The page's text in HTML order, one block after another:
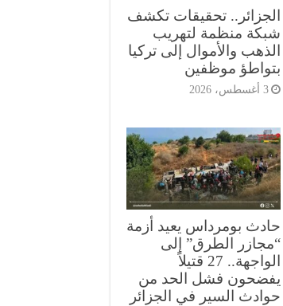
الجزائر.. تحقيقات تكشف
شبكة منظمة لتهريب
الذهب والأموال إلى تركيا
بتواطؤ موظفين
3 أغسطس، 2026
حادث بومرداس يعيد أزمة
“مجازر الطرق” إلى
الواجهة.. 27 قتيلاً
يفضحون فشل الحد من
حوادث السير في الجزائر